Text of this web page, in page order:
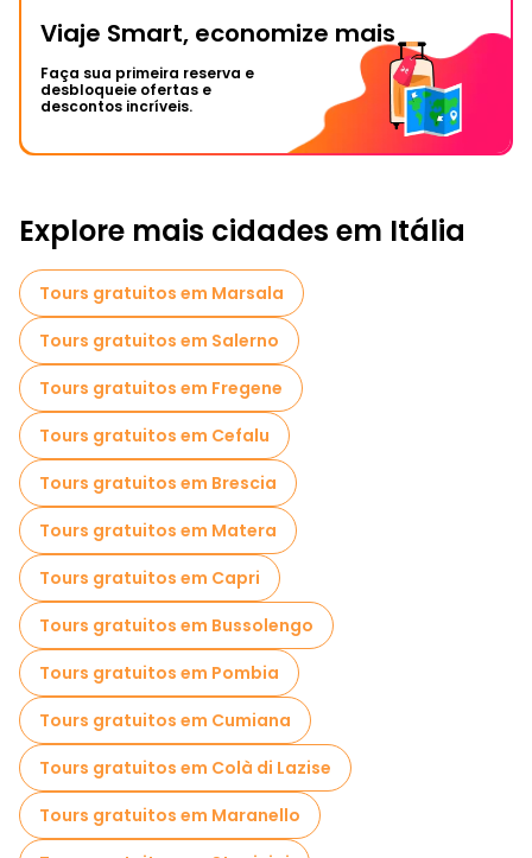
Viaje Smart, economize mais
Faça sua primeira reserva e
desbloqueie ofertas e
descontos incríveis.
Explore mais cidades em Itália
Tours gratuitos em Marsala
Tours gratuitos em Salerno
Tours gratuitos em Fregene
Tours gratuitos em Cefalu
Tours gratuitos em Brescia
Tours gratuitos em Matera
Tours gratuitos em Capri
Tours gratuitos em Bussolengo
Tours gratuitos em Pombia
Tours gratuitos em Cumiana
Tours gratuitos em Colà di Lazise
Tours gratuitos em Maranello